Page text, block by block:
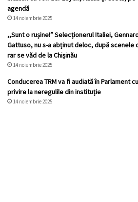
agendă
14 noiembrie 2025
,,Sunt o rușine!” Selecționerul Italiei,
Gattuso, nu s-a abținut deloc, după scenele
rar se văd de la Chișinău
14 noiembrie 2025
Conducerea TRM va fi audiată în Parlament cu
privire la neregulile din instituție
14 noiembrie 2025